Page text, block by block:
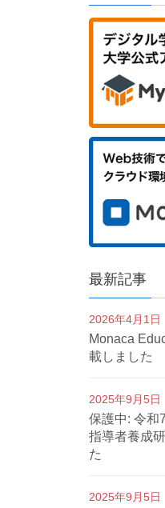
最新記事
2026年4月1日
Monaca
載しました
2025年9月5日
保護中: 令和
指導者養成
た
2025年9月5日